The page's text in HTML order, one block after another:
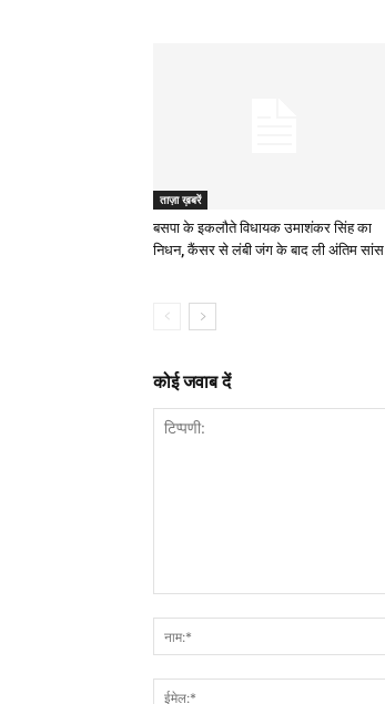
ताज़ा ख़बरें
बसपा के इकलौते विधायक उमाशंकर सिंह का
निधन, कैंसर से लंबी जंग के बाद ली अंतिम सांस
कोई जवाब दें